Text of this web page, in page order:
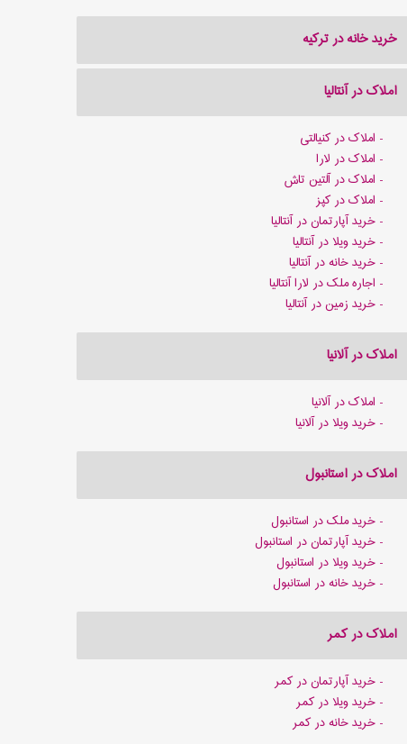
خرید خانه در ترکیه
املاک در آنتالیا
املاک در کنیالتی
املاک در لارا
املاک در آلتین تاش
املاک در کپز
خرید آپارتمان در آنتالیا
خرید ویلا در آنتالیا
خرید خانه در آنتالیا
اجاره ملک در لارا آنتالیا
خرید زمین در آنتالیا
املاک در آلانیا
املاک در آلانیا
خرید ویلا در آلانیا
املاک در استانبول
خرید ملک در استانبول
خرید آپارتمان در استانبول
خرید ویلا در استانبول
خرید خانه در استانبول
املاک در کمر
خرید آپارتمان در کمر
خرید ویلا در کمر
خرید خانه در کمر